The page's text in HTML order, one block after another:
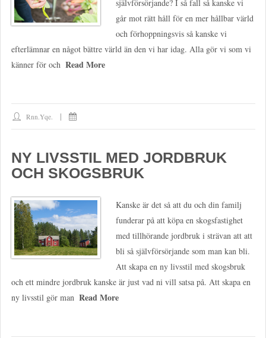
självförsörjande? I så fall så kanske vi
går mot rätt håll för en mer hållbar värld
och förhoppningsvis så kanske vi
efterlämnar en något bättre värld än den vi har idag. Alla gör vi som vi
känner för och Read More
Rnn.yqe.
NY LIVSSTIL MED JORDBRUK
OCH SKOGSBRUK
Kanske är det så att du och din familj
funderar på att köpa en skogsfastighet
med tillhörande jordbruk i strävan att att
bli så självförsörjande som man kan bli.
Att skapa en ny livsstil med skogsbruk
och ett mindre jordbruk kanske är just vad ni vill satsa på. Att skapa en
ny livsstil gör man Read More